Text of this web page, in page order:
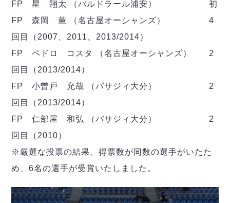
FP 星 翔太 （バルドラール浦安） 初
FP 森岡 薫 （名古屋オーシャンズ） 4
回目（2007、2011、2013/2014）
FP ペドロ コスタ （名古屋オーシャンズ） 2
回目（2013/2014）
FP 小曽戸 允哉 （バサジィ大分） 2
回目（2013/2014）
FP 仁部屋 和弘 （バサジィ大分） 2
回目（2010）
※厳選な投票の結果、得票数が同数の選手がいたた
め、6名の選手が受賞いたしました。